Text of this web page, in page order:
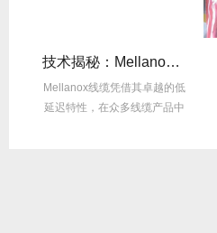
技术揭秘：Mellanox线缆低延迟背后的“信号优化”黑科技！
Mellanox线缆凭借其卓越的低
延迟特性，在众多线缆产品中